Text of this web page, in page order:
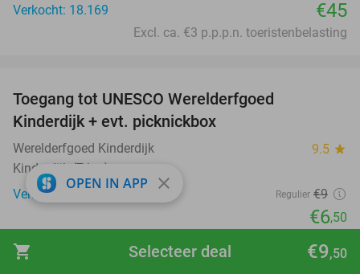
shopping_cart €9,50
Selecteer deal
Verkocht: 18.169
€45
Excl. ca. €3 p.p.p.n. toeristenbelasting
Toegang tot UNESCO Werelderfgoed
Kinderdijk + evt. picknickbox
Werelderfgoed Kinderdijk 9.5 star
Kinderdijk (7 km)
Verkocht: 1.272
Regulier €9
€6,50
favorite_border
OPEN IN APP close